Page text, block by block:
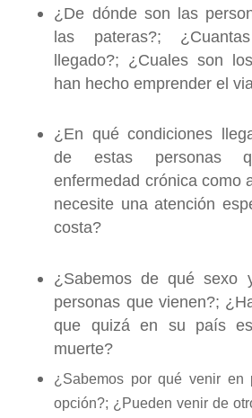
¿De dónde son las
las pateras?;
llegado?; ¿Cuales son
han hecho emprender el
¿En qué condiciones
de estas personas
enfermedad crónica como
necesite una atención
costa?
¿Sabemos de qué sexo
personas que vienen?;
que quizá en su país
muerte?
¿Sabemos por qué venir en
opción?; ¿Pueden venir de